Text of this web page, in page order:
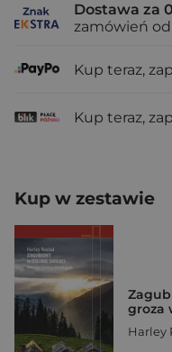
Dostawa za
zamówień od
Kup teraz,
Kup teraz,
Kup w zestawie
groza
Harley